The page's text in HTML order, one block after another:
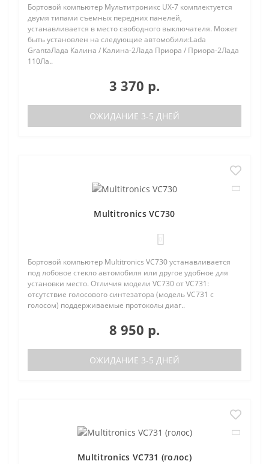
Бортовой компьютер Мультитроникс UX-7 комплектуется
двумя типами съемных передних панелей,
устанавливается в место свободного выключателя. Может
быть установлен на следующие автомобили:Lada
GrantaЛада Калина / Калина-2Лада Приора / Приора-2Лада
110Ла..
3 370 р.
ОЖИДАНИЕ 3-5 ДНЕЙ
Multitronics VC730
Бортовой компьютер Multitronics VC730 устанавливается
под лобовое стекло автомобиля или другое удобное для
установки место. Отличия модели VC730 от VC731:
отсутствие голосового синтезатора (модель VC731 с
голосом) поддерживаемые протоколы диаг..
8 950 р.
ОЖИДАНИЕ 3-5 ДНЕЙ
Multitronics VC731 (голос)